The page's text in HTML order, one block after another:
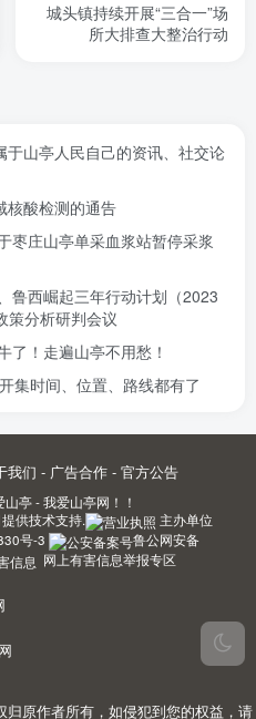
城头镇持续开展“三合一”场
所大排查大整治行动
于山亭人民自己的资讯、社交论
核酸检测的通告
枣庄山亭单采血浆站暂停采浆
鲁西崛起三年行动计划（2023
分析研判会议
了！走遍山亭不用愁！
集时间、位置、路线都有了
我们 - 广告合作 - 官方公告
山亭 - 我爱山亭网！！
提供技术支持.
主办单位
号-3
鲁公网安备
网上有害信息举报专区
原作者所有，如侵犯到您的权益，请